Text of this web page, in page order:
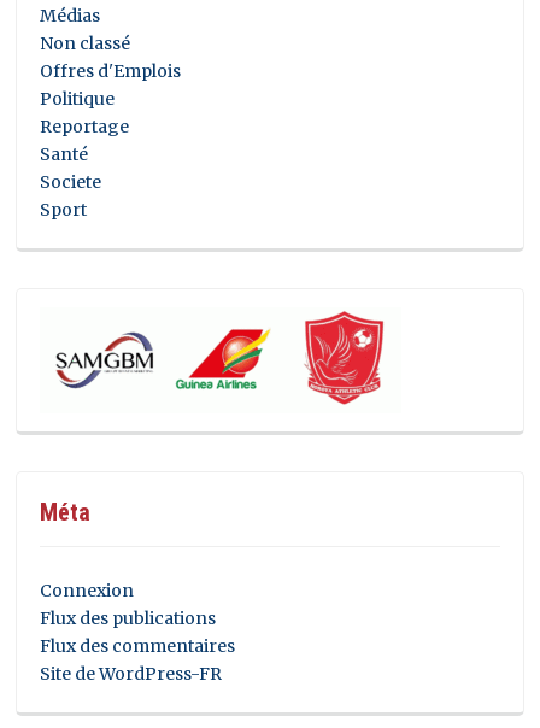
Médias
Non classé
Offres d'Emplois
Politique
Reportage
Santé
Societe
Sport
Méta
Connexion
Flux des publications
Flux des commentaires
Site de WordPress-FR